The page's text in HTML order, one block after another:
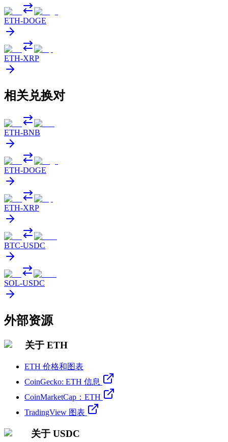
ETH-DOGE
ETH-XRP
相关兑换对
ETH-BNB
ETH-DOGE
ETH-XRP
BTC-USDC
SOL-USDC
外部资源
关于 ETH
ETH 价格和图表
CoinGecko: ETH 信息
CoinMarketCap：ETH
TradingView 图表
关于 USDC